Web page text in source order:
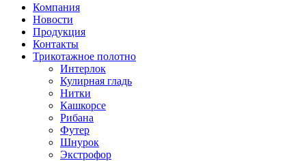
Компания
Новости
Продукция
Контакты
Трикотажное полотно
Интерлок
Кулирная гладь
Нитки
Кашкорсе
Рибана
Футер
Шнурок
Экстрофор